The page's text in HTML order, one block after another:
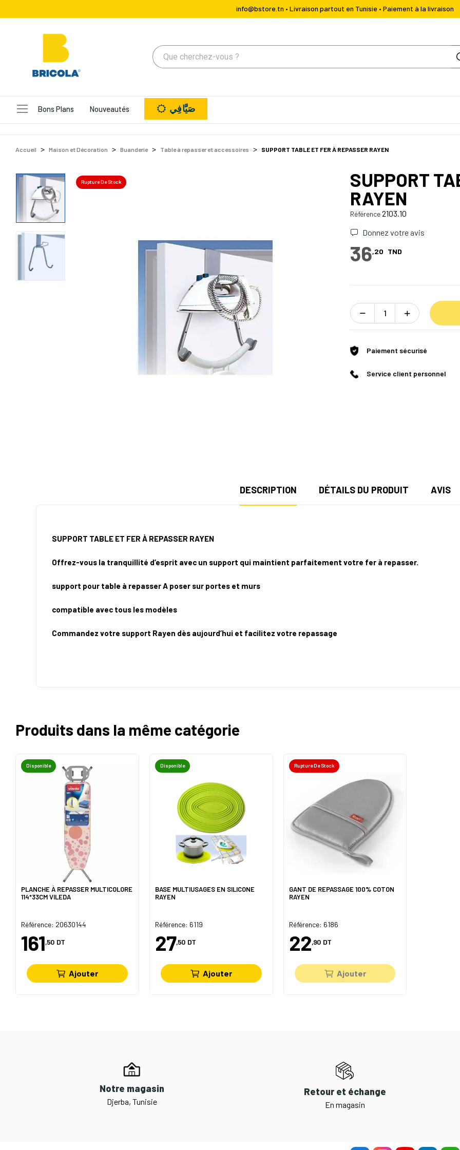
info@bstore.tn • Livraison partout en Tunisie • Paiement à la livraison
Bons Plans Nouveautés صَيَّافِي
Accueil Maison et Décoration Buanderie Table à repasser et accessoires SUPPORT TABLE ET FER À REPASSER RAYEN
Rupture De Stock
SUPPORT
RAYEN
Référence2103.10
Donnez votre avis
36,20 TND
Paiement sécurisé
Service client personnel
DESCRIPTION DÉTAILS DU PRODUIT AVIS
SUPPORT TABLE ET FER À REPASSER RAYEN
Offrez-vous la tranquillité d’esprit avec un support qui maintient parfaitement votre fer à repasser.
support pour table à repasser A poser sur portes et murs
compatible avec tous les modèles
Commandez votre support Rayen dès aujourd’hui et facilitez votre repassage
Produits dans la même catégorie
Disponible
PLANCHE À REPASSER MULTICOLORE
114*33CM VILEDA
Référence: 20630144
161,50 DT
Ajouter
Disponible
BASE MULTIUSAGES EN SILICONE
RAYEN
Référence: 6119
27,50 DT
Ajouter
Rupture De Stock
GANT DE REPASSAGE 100% COTON
RAYEN
Référence: 6186
22,90 DT
Ajouter
Notre magasin
Djerba, Tunisie
Retour et échange
En magasin